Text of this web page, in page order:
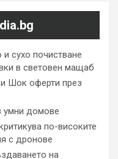
сухо почистване
в световен мащаб
Шок оферти през
умни домове
по-високите
с дронове
на